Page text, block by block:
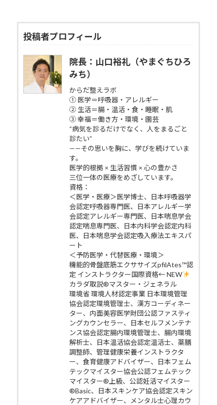
投稿者プロフィール
院長：山口裕礼（やまぐちひろ
みち）
からだ整えラボ
① 医学＝呼吸器・アレルギー
② 生活＝腸・温活・食・睡眠・肌
③ 幸福＝働き方・環境・園芸
“病気を診るだけでなく、人をまるごと
診たい”
——その思いを胸に、学びを続けていま
す。
医学的根拠 × 生活習慣 × 心の豊かさ
三位一体の医療をめざしています。
資格：
＜医学・医療＞医学博士、日本呼吸器学
会認定呼吸器専門医、日本アレルギー学
会認定アレルギー専門医、日本喘息学会
認定喘息専門医、日本内科学会認定内科
医、日本喘息学会認定吸入療法エキスパ
ート
＜予防医学・代替医療・環境＞
機能的骨盤底筋エクササイズpfilAtes™認
定 インストラクター国際資格← NEW
カラダ取説®マスター・ジェネラル
環境省 環境人材認定事業 日本環境管理
協会認定環境管理士、漢方コーディネー
ター、内面美容医学財団公認ファスティ
ングカウンセラー、日本セルフメンテナ
ンス協会認定腸内環境管理士、腸内環境
解析士、日本温活協会認定温活士、薬膳
調整師、管理健康栄養インストラクタ
ー、食育健康アドバイザー、日本フェム
テックマイスター協会公認フェムテック
マイスター®上級、公認妊活マイスター
®Basic、日本スキンケア協会認定スキン
ケアアドバイザー、メンタル士心理カウ